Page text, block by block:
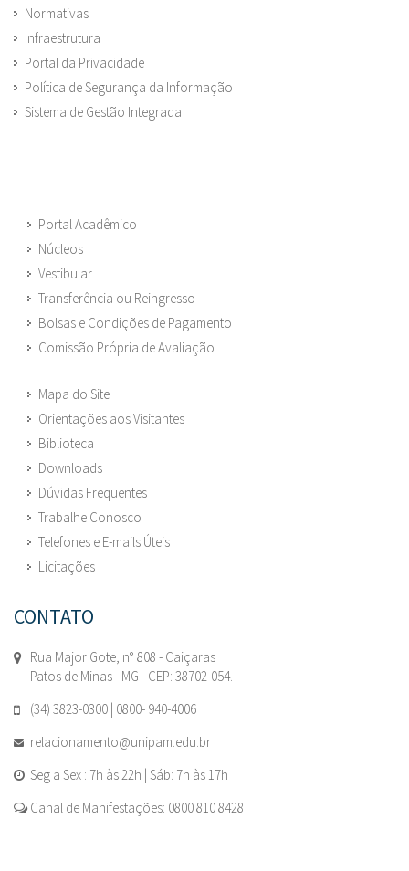
Normativas
Infraestrutura
Portal da Privacidade
Política de Segurança da Informação
Sistema de Gestão Integrada
Portal Acadêmico
Núcleos
Vestibular
Transferência ou Reingresso
Bolsas e Condições de Pagamento
Comissão Própria de Avaliação
Mapa do Site
Orientações aos Visitantes
Biblioteca
Downloads
Dúvidas Frequentes
Trabalhe Conosco
Telefones e E-mails Úteis
Licitações
CONTATO
Rua Major Gote, n° 808 - Caiçaras
Patos de Minas - MG - CEP: 38702-054.
(34) 3823-0300 | 0800- 940-4006
relacionamento@unipam.edu.br
Seg a Sex : 7h às 22h | Sáb: 7h às 17h
Canal de Manifestações: 0800 810 8428